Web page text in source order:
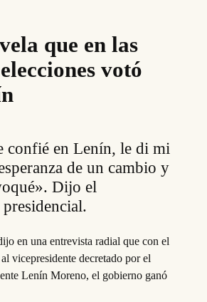
que en las
votó
confié en Lenín, le di mi
de un cambio y
Dijo el
en una entrevista radial que con el
vicepresidente decretado por el
Lenín Moreno, el gobierno ganó